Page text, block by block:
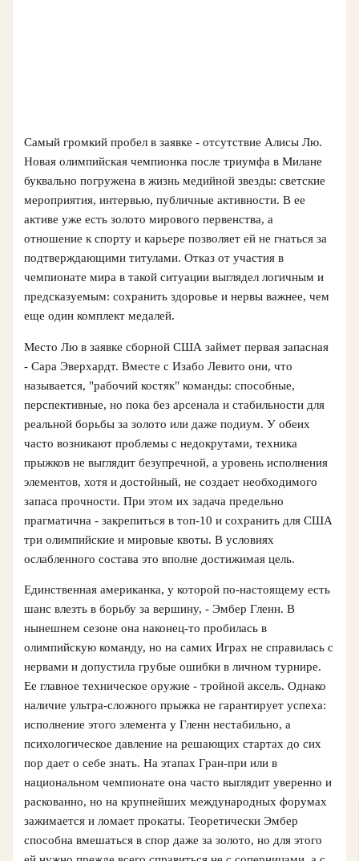
Самый громкий пробел в заявке - отсутствие Алисы Лю.
Новая олимпийская чемпионка после триумфа в Милане
буквально погружена в жизнь медийной звезды: светские
мероприятия, интервью, публичные активности. В ее
активе уже есть золото мирового первенства, а
отношение к спорту и карьере позволяет ей не гнаться за
подтверждающими титулами. Отказ от участия в
чемпионате мира в такой ситуации выглядел логичным и
предсказуемым: сохранить здоровье и нервы важнее, чем
еще один комплект медалей.
Место Лю в заявке сборной США займет первая запасная
- Сара Эверхардт. Вместе с Изабо Левито они, что
называется, "рабочий костяк" команды: способные,
перспективные, но пока без арсенала и стабильности для
реальной борьбы за золото или даже подиум. У обеих
часто возникают проблемы с недокрутами, техника
прыжков не выглядит безупречной, а уровень исполнения
элементов, хотя и достойный, не создает необходимого
запаса прочности. При этом их задача предельно
прагматична - закрепиться в топ‑10 и сохранить для США
три олимпийские и мировые квоты. В условиях
ослабленного состава это вполне достижимая цель.
Единственная американка, у которой по‑настоящему есть
шанс влезть в борьбу за вершину, - Эмбер Гленн. В
нынешнем сезоне она наконец‑то пробилась в
олимпийскую команду, но на самих Играх не справилась с
нервами и допустила грубые ошибки в личном турнире.
Ее главное техническое оружие - тройной аксель. Однако
наличие ультра‑сложного прыжка не гарантирует успеха:
исполнение этого элемента у Гленн нестабильно, а
психологическое давление на решающих стартах до сих
пор дает о себе знать. На этапах Гран‑при или в
национальном чемпионате она часто выглядит уверенно и
раскованно, но на крупнейших международных форумах
зажимается и ломает прокаты. Теоретически Эмбер
способна вмешаться в спор даже за золото, но для этого